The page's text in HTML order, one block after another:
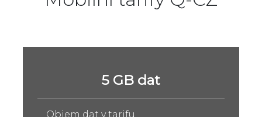
5 GB dat
Objem dat v tarifu